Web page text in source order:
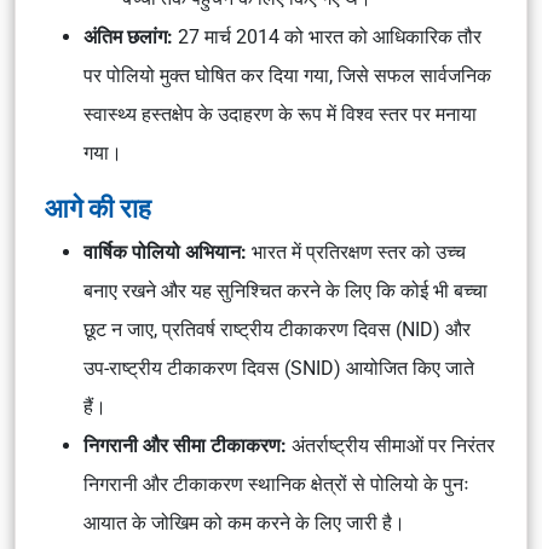
अंतिम छलांग: 27 मार्च 2014 को भारत को आधिकारिक तौर
पर पोलियो मुक्त घोषित कर दिया गया, जिसे सफल सार्वजनिक
स्वास्थ्य हस्तक्षेप के उदाहरण के रूप में विश्व स्तर पर मनाया
गया।
आगे की राह
वार्षिक पोलियो अभियान: भारत में प्रतिरक्षण स्तर को उच्च
बनाए रखने और यह सुनिश्चित करने के लिए कि कोई भी बच्चा
छूट न जाए, प्रतिवर्ष राष्ट्रीय टीकाकरण दिवस (NID) और
उप-राष्ट्रीय टीकाकरण दिवस (SNID) आयोजित किए जाते
हैं।
निगरानी और सीमा टीकाकरण: अंतर्राष्ट्रीय सीमाओं पर निरंतर
निगरानी और टीकाकरण स्थानिक क्षेत्रों से पोलियो के पुनः
आयात के जोखिम को कम करने के लिए जारी है।